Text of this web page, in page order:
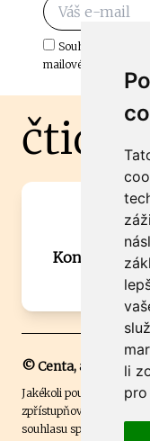
li
Souhlasím s
mailové schránky.
Máte
Kontaktujte
© Centa, a.s.
Jakékoli použití obsahu
zpřístupňování
souhlasu společnosti